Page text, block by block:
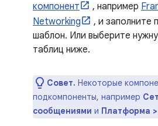
компонент
, например
Networking
, и заполните
шаблон. Или выберите
таблиц ниже.
Совет. Некоторые
подкомпоненты, например
сообщениями и Платформа